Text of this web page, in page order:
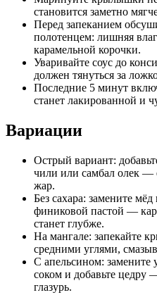
становится заметно
Перед запеканием
полотенцем: лишняя
карамельной корочки.
Уваривайте соус до
должен тянуться за
Последние 5 минут
станет лакированной и
Вариации
Острый вариант:
чили или самбал олек —
жар.
Без сахара: замените
финиковой пастой —
станет глубже.
На мангале: запекайте
средними углями,
С апельсином: замените
соком и добавьте цедру
глазурь.